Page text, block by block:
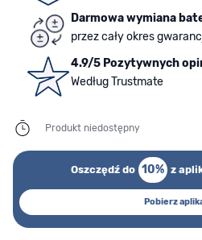
Darmowa wymiana
przez cały okres
4.9/5 Pozytywnych
Według Trustmate
Produkt niedostępny
Oszczędź do 10% z
Pobierz